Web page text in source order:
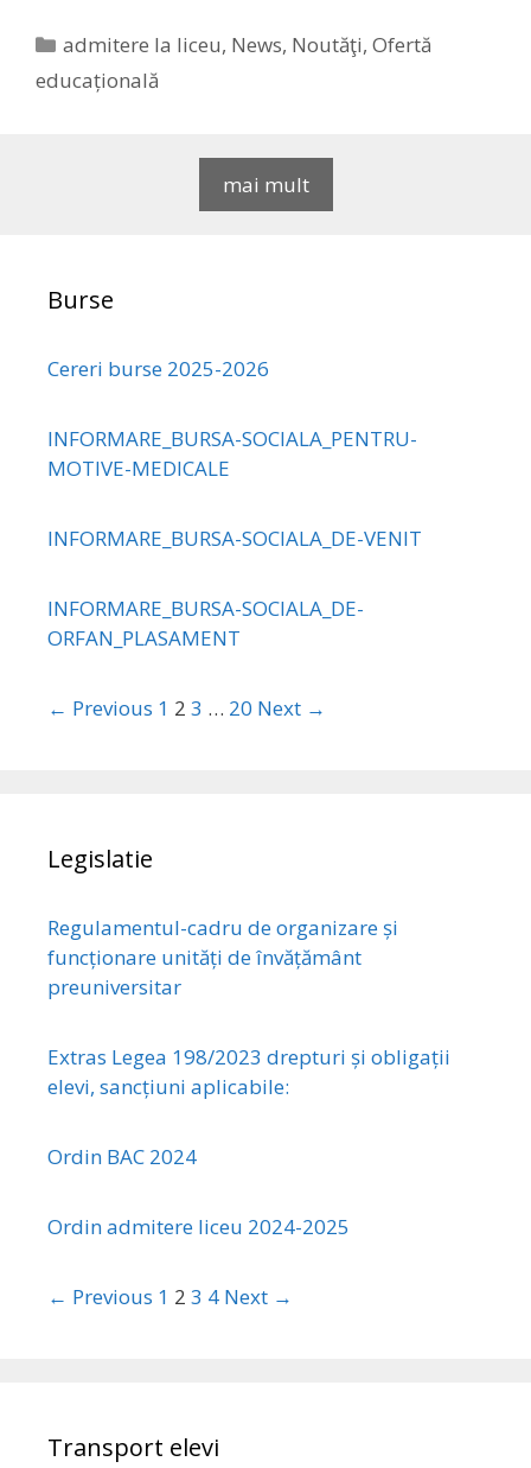
Categories
admitere la liceu, News, Noutăţi,Ofertă
educațională
mai mult
Burse
Cereri burse 2025-2026
INFORMARE_BURSA-SOCIALA_PENTRU-
MOTIVE-MEDICALE
INFORMARE_BURSA-SOCIALA_DE-VENIT
INFORMARE_BURSA-SOCIALA_DE-
ORFAN_PLASAMENT
← Previous 1 2 3 … 20 Next →
Legislatie
Regulamentul-cadru de organizare și
funcționare unități de învățământ
preuniversitar
Extras Legea 198/2023 drepturi și obligații
elevi, sancțiuni aplicabile:
Ordin BAC 2024
Ordin admitere liceu 2024-2025
← Previous 1 2 3 4 Next →
Transport elevi